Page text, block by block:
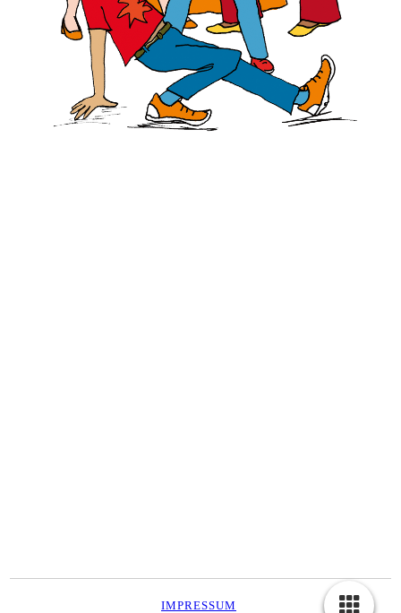
IMPRESSUM